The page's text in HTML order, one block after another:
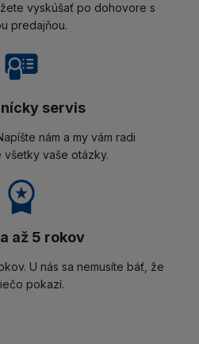
vyskúšať po dohovore s
predajňou.
servis
nám a my vám radi
všetky vaše otázky.
až 5 rokov
U nás sa nemusíte báť, že
pokazí.